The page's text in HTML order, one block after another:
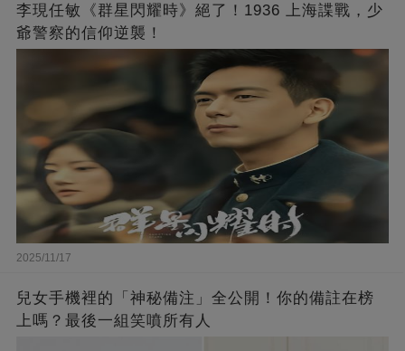
李現任敏《群星閃耀時》絕了！1936 上海諜戰，少
爺警察的信仰逆襲！
2025/11/17
兒女手機裡的「神秘備注」全公開！你的備註在榜
上嗎？最後一組笑噴所有人